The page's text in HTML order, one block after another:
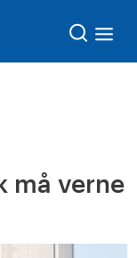
må verne